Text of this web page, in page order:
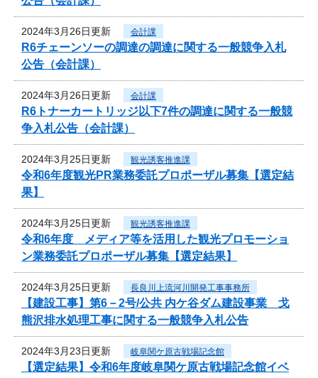
2024年3月26日更新 会計課
R6チェーンソーの調達の調達に関する一般競争入札
公告（会計課）
2024年3月26日更新 会計課
R6トナーカートリッジ以下7件の調達に関する一般競
争入札公告（会計課）
2024年3月25日更新 観光誘客推進課
令和6年度観光PR業務委託プロポーザル募集【選定結
果】
2024年3月25日更新 観光誘客推進課
令和6年度 メディア等を活用した観光プロモーショ
ン業務委託プロポーザル募集【選定結果】
2024年3月25日更新 長良川上流河川開発工事事務所
【建設工事】第6－2号/公共 内ケ谷ダム建設事業 戈
熊沢排水処理工事に関する一般競争入札公告
2024年3月23日更新 岐阜関ケ原古戦場記念館
【選定結果】令和6年度岐阜関ケ原古戦場記念館イベ